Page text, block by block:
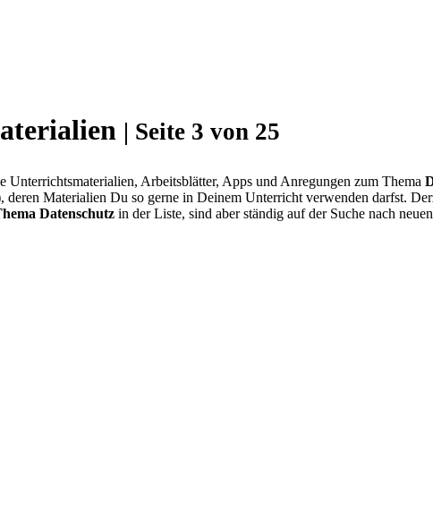
| Seite 3 von 25
Arbeitsblätter, Apps und Anregungen zum Thema
Materialien Du so gerne in Deinem Unterricht verwenden darfst.
Datenschutz in der Liste, sind aber ständig auf der Suche nach